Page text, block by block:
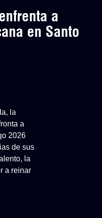
a
en Santo
la
a
2026
de sus
la
a reinar